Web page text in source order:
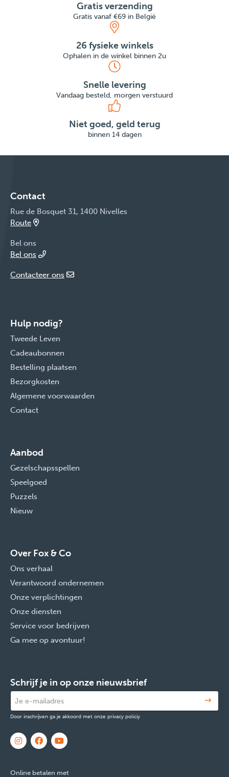
Gratis verzending
Gratis vanaf €69 in België
26 fysieke winkels
Ophalen in de winkel binnen 2u
Snelle levering
Vandaag besteld, morgen verstuurd
Niet goed, geld terug
binnen 14 dagen
Contact
Rue de Bosquet 31, 1400 Nivelles
Route
Bel ons
Bel ons
Contacteer ons
Hulp nodig?
Tweede Leven
Cadeaubonnen
Bestelling plaatsen
Bezorgkosten
Algemene voorwaarden
Contact
Aanbod
Gezelschapsspellen
Speelgoed
Puzzels
Nieuw
Over Fox & Co
Ons verhaal
Verantwoord ondernemen
Onze verplichtingen
Onze diensten
Service voor bedrijven
Ga mee op avontuur!
Schrijf je in op onze nieuwsbrief
Door inschrijven ga je akkoord met onze privacy policiy
Online betalen met